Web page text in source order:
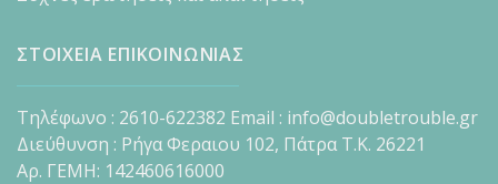
ΣΤΟΙΧΕΙΑ ΕΠΙΚΟΙΝΩΝΙΑΣ
Τηλέφωνο : 2610-622382 Email : info@doubletrouble.gr
Διεύθυνση : Ρήγα Φεραιου 102, Πάτρα Τ.Κ. 26221
Αρ. ΓΕΜΗ: 142460616000